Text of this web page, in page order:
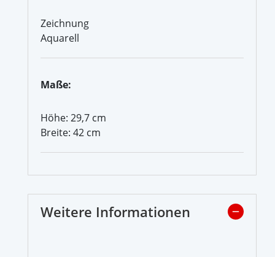
Zeichnung
Aquarell
Maße:
Höhe: 29,7 cm
Breite: 42 cm
Weitere Informationen